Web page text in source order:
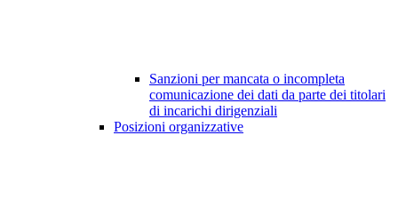
Sanzioni per mancata o incompleta
comunicazione dei dati da parte dei titolari
di incarichi dirigenziali
Posizioni organizzative